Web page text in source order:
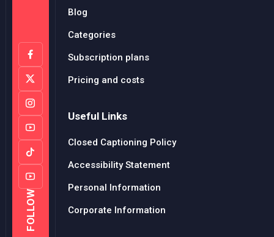
FOLLOW
Blog
Categories
Subscription plans
Pricing and costs
Useful Links
Closed Captioning Policy
Accessibility Statement
Personal Information
Corporate Information